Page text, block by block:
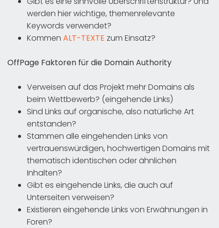
werden hier wichtige, themenrelevante
Keywords verwendet?
Kommen ALT-TEXTE zum Einsatz?
OffPage Faktoren für die Domain Authority
Verweisen auf das Projekt mehr Domains als
beim Wettbewerb? (eingehende Links)
Sind Links auf organische, also natürliche Art
entstanden?
Stammen alle eingehenden Links von
vertrauenswürdigen, hochwertigen Domains mit
thematisch identischen oder ähnlichen
Inhalten?
Gibt es eingehende Links, die auch auf
Unterseiten verweisen?
Existieren eingehende Links von Erwähnungen in
Foren?